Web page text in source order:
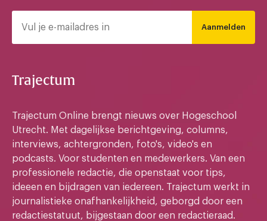
Aanmelden
Trajectum
Trajectum Online brengt nieuws over Hogeschool
Utrecht. Met dagelijkse berichtgeving, columns,
interviews, achtergronden, foto's, video's en
podcasts. Voor studenten en medewerkers. Van een
professionele redactie, die openstaat voor tips,
ideeen en bijdragen van iedereen. Trajectum werkt in
journalistieke onafhankelijkheid, geborgd door een
redactiestatuut, bijgestaan door een redactieraad.